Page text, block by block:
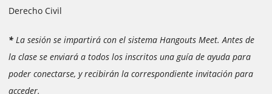
Derecho Civil
* La sesión se impartirá con el sistema Hangouts Meet. Antes de
la clase se enviará a todos los inscritos una guía de ayuda para
poder conectarse, y recibirán la correspondiente invitación para
acceder.